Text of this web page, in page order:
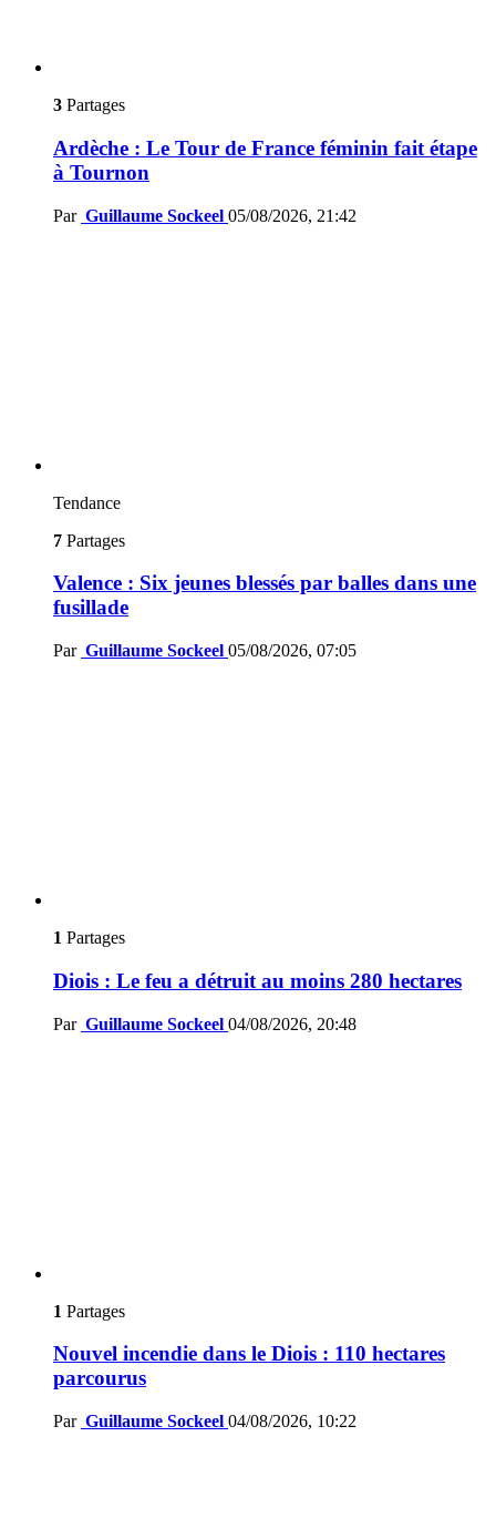
3 Partages
Ardèche : Le Tour de France féminin fait étape
à Tournon
Par Guillaume Sockeel 05/08/2026, 21:42
Tendance
7 Partages
Valence : Six jeunes blessés par balles dans une
fusillade
Par Guillaume Sockeel 05/08/2026, 07:05
1 Partages
Diois : Le feu a détruit au moins 280 hectares
Par Guillaume Sockeel 04/08/2026, 20:48
1 Partages
Nouvel incendie dans le Diois : 110 hectares
parcourus
Par Guillaume Sockeel 04/08/2026, 10:22